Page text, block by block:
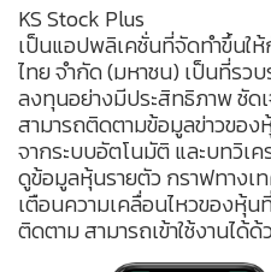
KS Stock Plus
เป็นแอปพลิเคชั่นที่จัดทำขึ้น
ไทย จำกัด (มหาชน) เป็นที่รว
ลงทุนอย่างมีประสิทธิภาพ ชั
สามารถติดตามข้อมูลข่าวขอ
จากระบบอัตโนมัติ และบทวิเค
ดูข้อมูลหุ้นรายตัว กราฟทาง
เตือนความเคลื่อนไหวของหุ้
ติดตาม สามารถเข้าใช้งานได้